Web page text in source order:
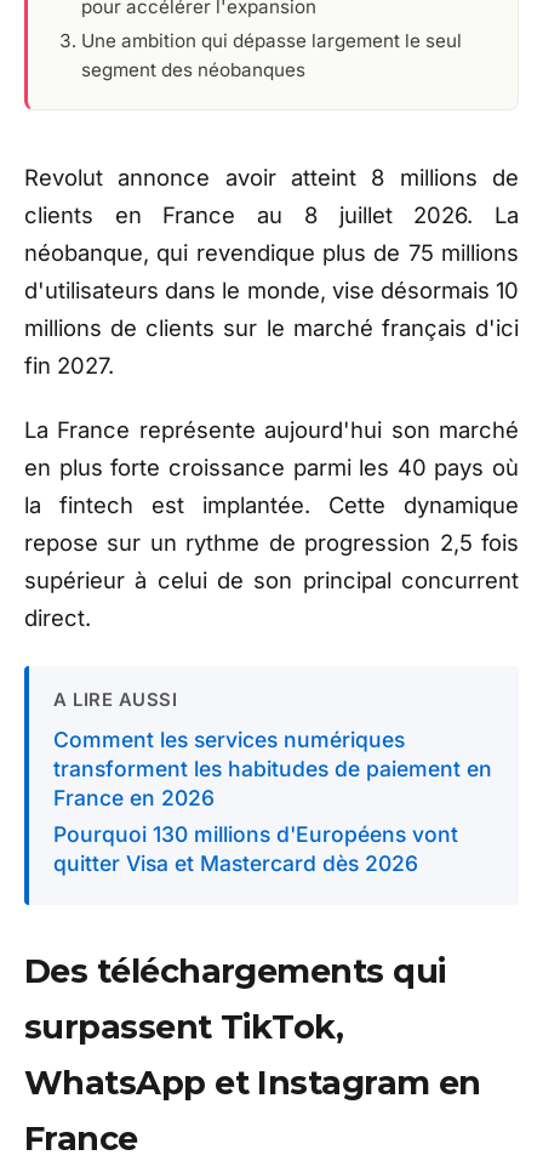
pour accélérer l'expansion
Une ambition qui dépasse largement le seul
segment des néobanques
Revolut annonce avoir atteint 8 millions de
clients en France au 8 juillet 2026. La
néobanque, qui revendique plus de 75 millions
d'utilisateurs dans le monde, vise désormais 10
millions de clients sur le marché français d'ici
fin 2027.
La France représente aujourd'hui son marché
en plus forte croissance parmi les 40 pays où
la fintech est implantée. Cette dynamique
repose sur un rythme de progression 2,5 fois
supérieur à celui de son principal concurrent
direct.
A LIRE AUSSI
Comment les services numériques
transforment les habitudes de paiement en
France en 2026
Pourquoi 130 millions d'Européens vont
quitter Visa et Mastercard dès 2026
Des téléchargements qui
surpassent TikTok,
WhatsApp et Instagram en
France